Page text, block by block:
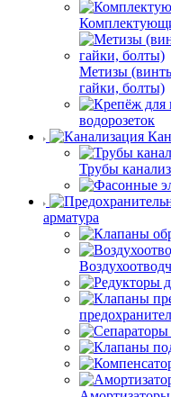
Метизы
гайки, болты)
водорозеток
Трубы
арматура